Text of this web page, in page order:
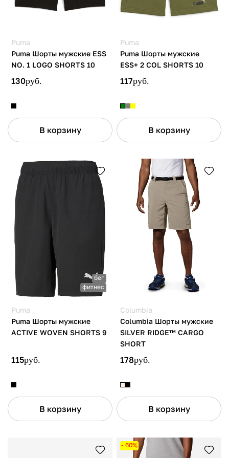
Puma
Puma Шорты мужские ESS
NO. 1 LOGO SHORTS 10
130руб.
В корзину
Puma
Puma Шорты мужские
ESS+ 2 COL SHORTS 10
117руб.
В корзину
бег
фитнес
Puma
Puma Шорты мужские
ACTIVE WOVEN SHORTS 9
115руб.
В корзину
Columbia
Columbia Шорты мужские
SILVER RIDGE™ CARGO
SHORT
178руб.
В корзину
- 60%